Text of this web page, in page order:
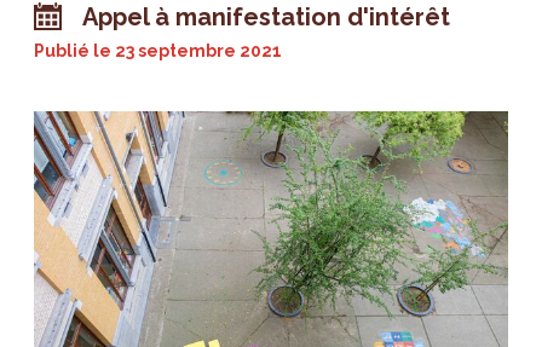
Appel à manifestation d'intérêt
Publié le 23 septembre 2021